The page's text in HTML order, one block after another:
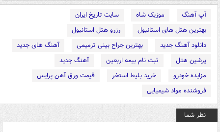
آپ آهنگ موزیک شاه
سایت تاریخ ایران
بهترین هتل های استانبول
رزرو هتل استانبول
دانلود آهنگ جدید
بهترین جراح بینی ترمیمی
آهنگ های جدید
پرشین هتل
ثبت نام بیمه اربعین
آهنگ جدید
مزایده خودرو
خرید بلیط استخر
قیمت ورق آهن پرایس
فروشنده مواد شیمیایی
نظر شما